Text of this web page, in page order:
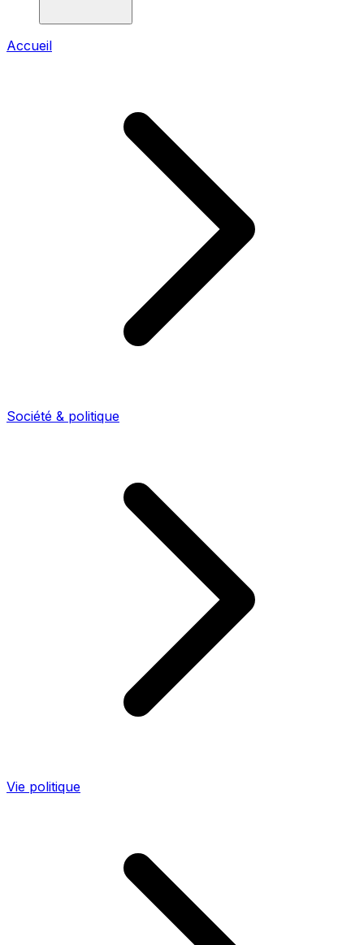
Accueil
Société & politique
Vie politique